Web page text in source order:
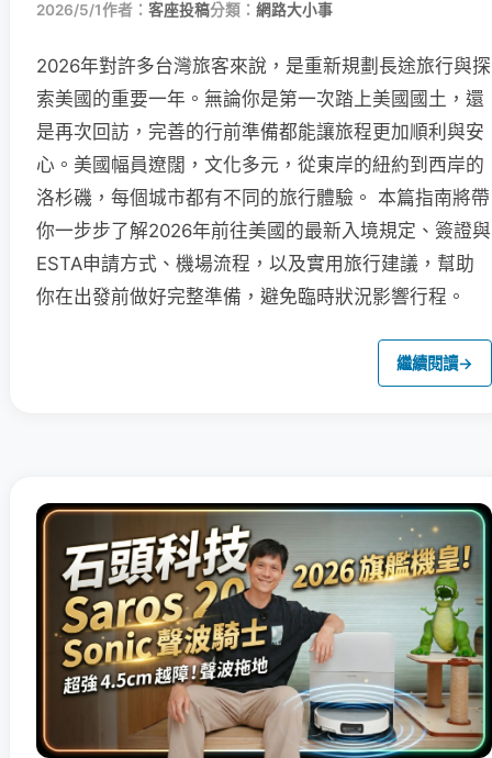
2026/5/1作者： 客座投稿分類： 網路大小事
2026年對許多台灣旅客來說，是重新規劃長途旅行與探
索美國的重要一年。無論你是第一次踏上美國國土，還
是再次回訪，完善的行前準備都能讓旅程更加順利與安
心。美國幅員遼闊，文化多元，從東岸的紐約到西岸的
洛杉磯，每個城市都有不同的旅行體驗。 本篇指南將帶
你一步步了解2026年前往美國的最新入境規定、簽證與
ESTA申請方式、機場流程，以及實用旅行建議，幫助
你在出發前做好完整準備，避免臨時狀況影響行程。
繼續閱讀→